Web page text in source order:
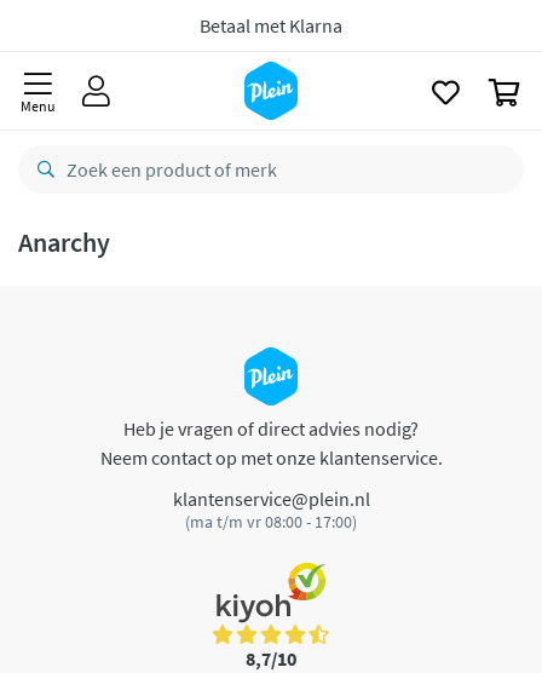
Betaal met Klarna
Menu
Anarchy
Heb je vragen of direct advies nodig?
Neem contact op met onze klantenservice.
klantenservice@plein.nl
(ma t/m vr 08:00 - 17:00)
8,7/10